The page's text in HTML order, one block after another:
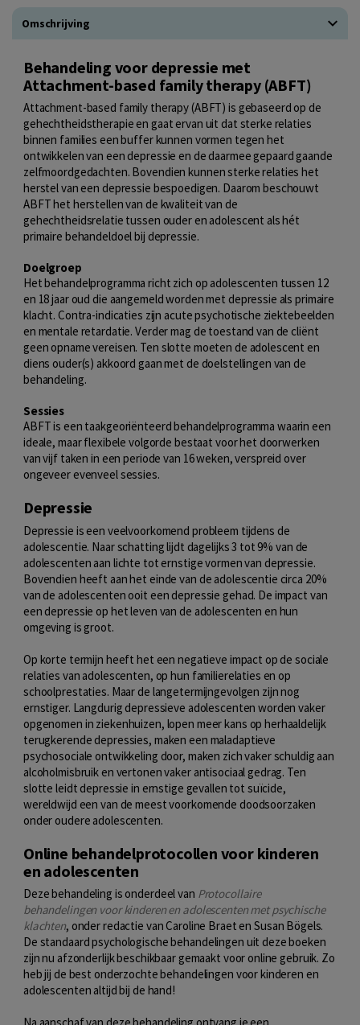
Omschrijving
Behandeling voor depressie met
Attachment-based family therapy (ABFT)
Attachment-based family therapy (ABFT) is gebaseerd op de
gehechtheidstherapie en gaat ervan uit dat sterke relaties
binnen families een buffer kunnen vormen tegen het
ontwikkelen van een depressie en de daarmee gepaard gaande
zelfmoordgedachten. Bovendien kunnen sterke relaties het
herstel van een depressie bespoedigen. Daarom beschouwt
ABFT het herstellen van de kwaliteit van de
gehechtheidsrelatie tussen ouder en adolescent als hét
primaire behandeldoel bij depressie.
Doelgroep
Het behandelprogramma richt zich op adolescenten tussen 12
en 18 jaar oud die aangemeld worden met depressie als primaire
klacht. Contra-indicaties zijn acute psychotische ziektebeelden
en mentale retardatie. Verder mag de toestand van de cliënt
geen opname vereisen. Ten slotte moeten de adolescent en
diens ouder(s) akkoord gaan met de doelstellingen van de
behandeling.
Sessies
ABFT is een taakgeoriënteerd behandelprogramma waarin een
ideale, maar flexibele volgorde bestaat voor het doorwerken
van vijf taken in een periode van 16 weken, verspreid over
ongeveer evenveel sessies.
Depressie
Depressie is een veelvoorkomend probleem tijdens de
adolescentie. Naar schatting lijdt dagelijks 3 tot 9% van de
adolescenten aan lichte tot ernstige vormen van depressie.
Bovendien heeft aan het einde van de adolescentie circa 20%
van de adolescenten ooit een depressie gehad. De impact van
een depressie op het leven van de adolescenten en hun
omgeving is groot.
Op korte termijn heeft het een negatieve impact op de sociale
relaties van adolescenten, op hun familierelaties en op
schoolprestaties. Maar de langetermijngevolgen zijn nog
ernstiger. Langdurig depressieve adolescenten worden vaker
opgenomen in ziekenhuizen, lopen meer kans op herhaaldelijk
terugkerende depressies, maken een maladaptieve
psychosociale ontwikkeling door, maken zich vaker schuldig aan
alcoholmisbruik en vertonen vaker antisociaal gedrag. Ten
slotte leidt depressie in ernstige gevallen tot suïcide,
wereldwijd een van de meest voorkomende doodsoorzaken
onder oudere adolescenten.
Online behandelprotocollen voor kinderen
en adolescenten
Deze behandeling is onderdeel van Protocollaire
behandelingen voor kinderen en adolescenten met psychische
klachten, onder redactie van Caroline Braet en Susan Bögels.
De standaard psychologische behandelingen uit deze boeken
zijn nu afzonderlijk beschikbaar gemaakt voor online gebruik. Zo
heb jij de best onderzochte behandelingen voor kinderen en
adolescenten altijd bij de hand!